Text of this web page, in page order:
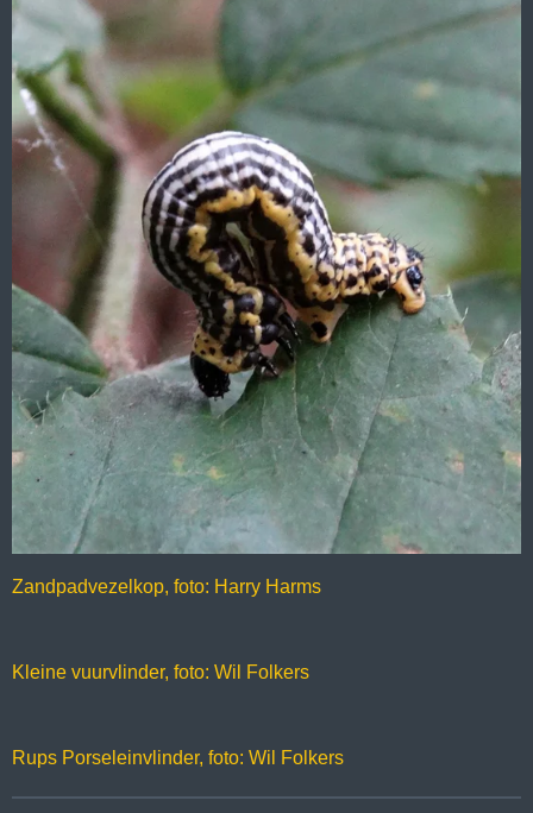
Zandpadvezelkop, foto: Harry Harms
Kleine vuurvlinder, foto: Wil Folkers
Rups Porseleinvlinder, foto: Wil Folkers